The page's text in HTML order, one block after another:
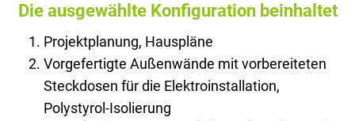
Die ausgewählte Konfiguration beinhaltet
Projektplanung, Hauspläne
Vorgefertigte Außenwände mit vorbereiteten
Steckdosen für die Elektroinstallation,
Polystyrol-Isolierung